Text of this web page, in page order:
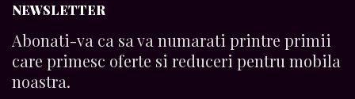
NEWSLETTER
Abonati-va ca sa va numarati printre primii
care primesc oferte si reduceri pentru mobila
noastra.